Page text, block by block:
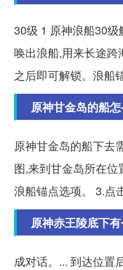
30级 1 原神浪船30
唤出浪船,用来长途
之后即可解锁。浪船
原神甘金岛的船
原神甘金岛的船下去
图,来到甘金岛所在
浪船锚点选项。 3.点
原神赤王陵底下
成对话。... 到达位置